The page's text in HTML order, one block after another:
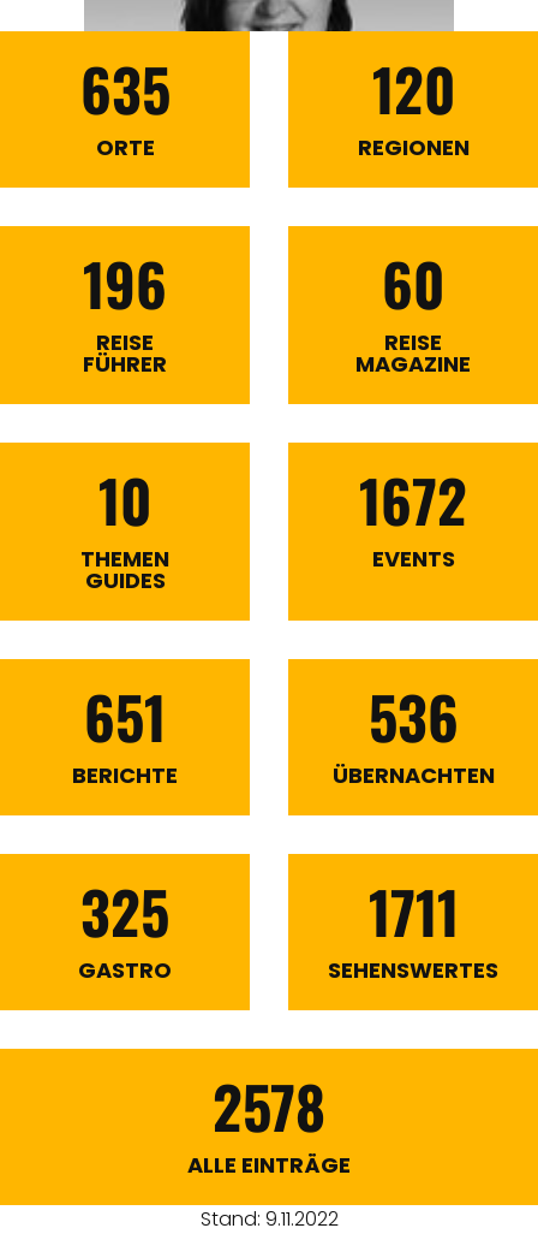
635
ORTE
120
REGIONEN
196
REISE
FÜHRER
60
REISE
MAGAZINE
10
THEMEN
GUIDES
1672
EVENTS
651
BERICHTE
536
ÜBERNACHTEN
325
GASTRO
1711
SEHENSWERTES
2578
ALLE EINTRÄGE
Stand: 9.11.2022